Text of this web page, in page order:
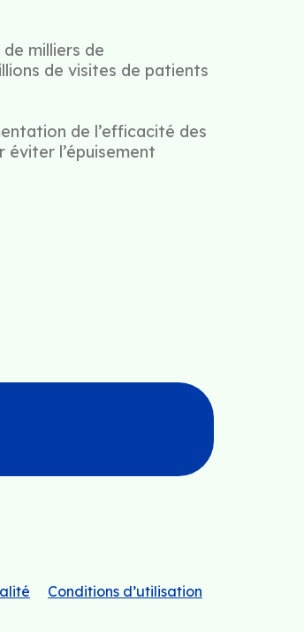
milliers de
de visites de patients
de l’efficacité des
l’épuisement
Conditions d’utilisation